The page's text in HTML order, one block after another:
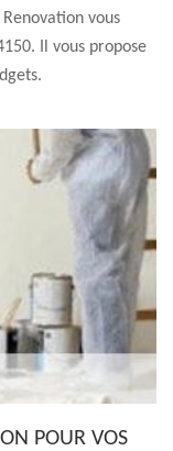
vous
Il vous propose
POUR VOS